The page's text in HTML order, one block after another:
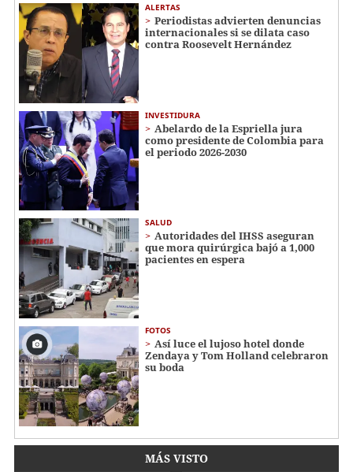
ALERTAS
Periodistas advierten denuncias
internacionales si se dilata caso
contra Roosevelt Hernández
INVESTIDURA
Abelardo de la Espriella jura
como presidente de Colombia para
el periodo 2026-2030
SALUD
Autoridades del IHSS aseguran
que mora quirúrgica bajó a 1,000
pacientes en espera
FOTOS
Así luce el lujoso hotel donde
Zendaya y Tom Holland celebraron
su boda
MÁS VISTO